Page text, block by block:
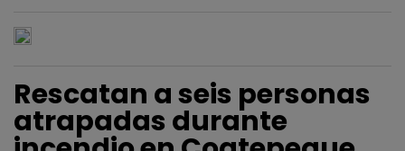
Rescatan a seis personas
atrapadas durante